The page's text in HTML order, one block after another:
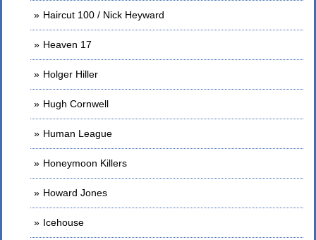
Haircut 100 / Nick Heyward
Heaven 17
Holger Hiller
Hugh Cornwell
Human League
Honeymoon Killers
Howard Jones
Icehouse